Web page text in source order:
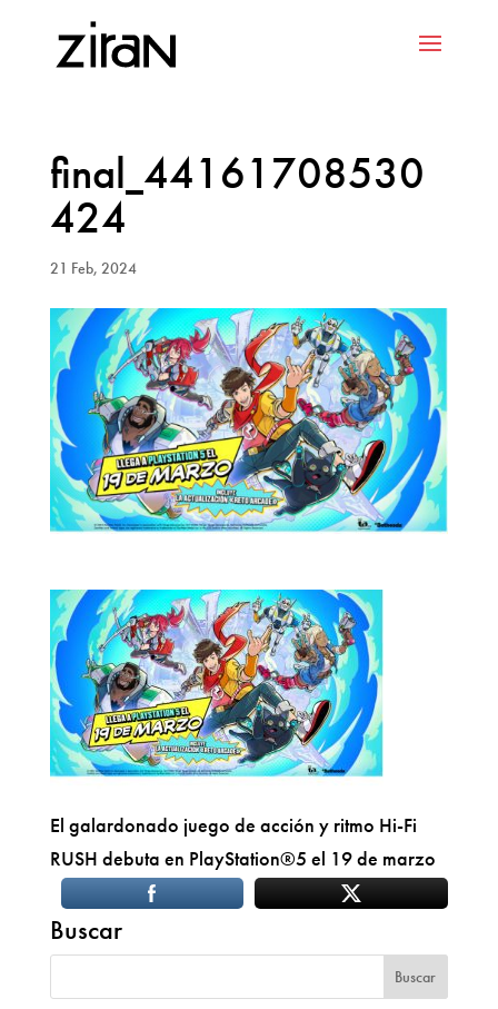
final_44161708530
424
21 Feb, 2024
El galardonado juego de acción y ritmo Hi-Fi
RUSH debuta en PlayStation®5 el 19 de marzo
Buscar